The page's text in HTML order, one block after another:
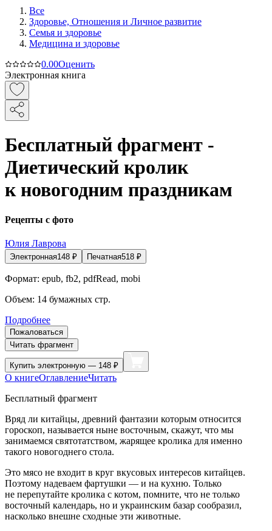
Все
Здоровье, Отношения и Личное развитие
Семья и здоровье
Медицина и здоровье
0.00Оценить
Электронная книга
Бесплатный фрагмент -
Диетический кролик
к новогодним праздникам
Рецепты с фото
Юлия Лаврова
Электронная148 ₽ Печатная518 ₽
Формат: epub, fb2, pdfRead, mobi
Объем: 14 бумажных стр.
Подробнее
Пожаловаться
Читать фрагмент
Купить электронную — 148 ₽
О книгеОглавлениеЧитать
Бесплатный фрагмент
Вряд ли китайцы, древний фантазии которым относится
гороскоп, называется ныне восточным, скажут, что мы
занимаемся святотатством, жарящее кролика для именно
такого новогоднего стола.
Это мясо не входит в круг вкусовых интересов китайцев.
Поэтому надеваем фартушки — и на кухню. Только
не перепутайте кролика с котом, помните, что не только
восточный календарь, но и украинским базар сообразил,
насколько внешне сходные эти животные.